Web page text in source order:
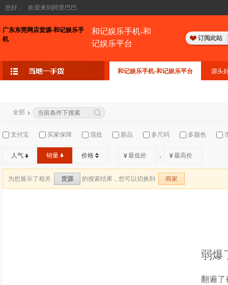
您好， 欢迎来到阿里巴巴
广东东莞网店货源-和记娱乐手
机
和记娱乐手机-和
记娱乐平台
订阅此站
和记娱乐手机-和记娱乐平台 源头
全部
支付宝 买家保障 混批 新品 多尺码 多颜色
人气 销量 价格 ¥ - ¥
为您展示了相关 货源 的搜索结果，您可以切换到 商家
弱爆
翻遍了